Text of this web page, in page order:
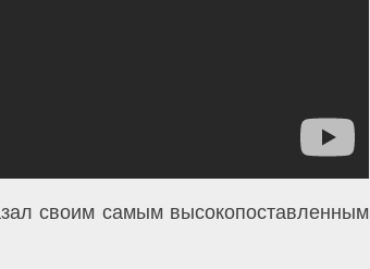
своим самым высокопоставленным